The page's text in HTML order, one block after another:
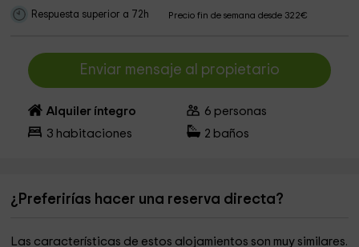
Respuesta superior a 72h Precio fin de semana desde 322€
Enviar mensaje al propietario
Alquiler íntegro 6 personas
3 habitaciones 2 baños
¿Preferirías hacer una reserva directa?
Las características de estos alojamientos son muy similares.